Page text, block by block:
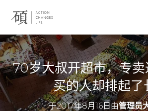
70岁大叔开超市，专
买的人却排起了
于2017年8月16日由管理员